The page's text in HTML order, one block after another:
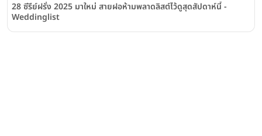
28 ซีรีย์ฝรั่ง 2025 มาใหม่ สายฝอห้ามพลาดลิสต์ไว้ดูสุดสัปดาห์นี้ -
Weddinglist